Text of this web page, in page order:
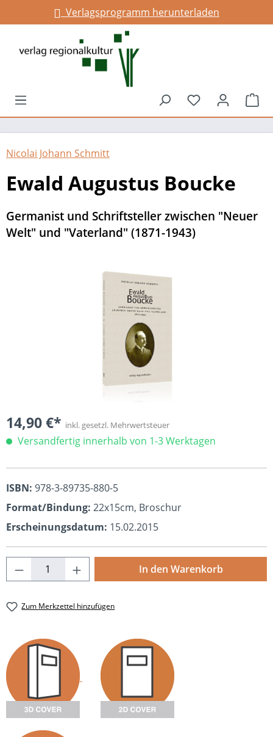
springenVerlagsprogramm herunterladen
Du hast 0
Nicolai Johann Schmitt
Ewald Augustus Boucke
Germanist und Schriftsteller zwischen "Neuer
Welt" und "Vaterland" (1871-1943)
Bildergalerie überspringen
14,90 €* inkl. gesetzl. Mehrwertsteuer
Versandfertig innerhalb von 1-3 Werktagen
ISBN: 978-3-89735-880-5
Format/Bindung: 22x15cm, Broschur
Erscheinungsdatum: 15.02.2015
Produkt Anzahl: Gib den gewünschten
In den Warenkorb
Zum Merkzettel hinzufügen